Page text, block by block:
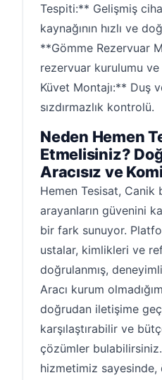
Tespiti:** Gelişmiş
kaynağının hızlı ve
**Gömme Rezervuar
rezervuar kurulumu ve
Küvet Montajı:** Duş
sızdırmazlık kontrolü.
Neden Hemen
Etmelisiniz?
Aracısız ve
Hemen Tesisat, Canik
arayanların güvenini
bir fark sunuyor.
ustalar, kimlikleri ve
doğrulanmış,
Aracı kurum
doğrudan iletişime
karşılaştırabilir ve
çözümler
hizmetimiz sayesinde,